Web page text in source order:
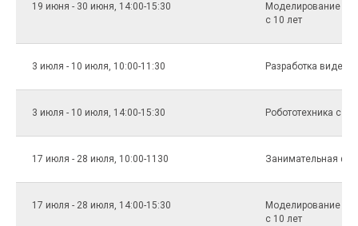
19 июня - 30 июня, 14:00-15:30
Моделирование и
c 10 лет
3 июля - 10 июля, 10:00-11:30 Разработка
3 июля - 10 июля, 14:00-15:30 Робототехника с 10
17 июля - 28 июля, 10:00-1130 Занимательная
17 июля - 28 июля, 14:00-15:30
Моделирование и
c 10 лет